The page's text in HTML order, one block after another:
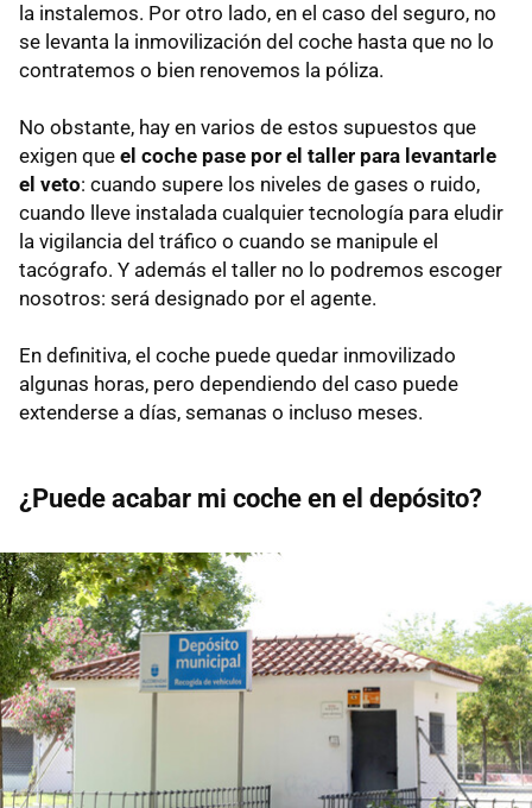
la instalemos. Por otro lado, en el caso del seguro, no
se levanta la inmovilización del coche hasta que no lo
contratemos o bien renovemos la póliza.
No obstante, hay en varios de estos supuestos que
exigen que el coche pase por el taller para levantarle
el veto: cuando supere los niveles de gases o ruido,
cuando lleve instalada cualquier tecnología para eludir
la vigilancia del tráfico o cuando se manipule el
tacógrafo. Y además el taller no lo podremos escoger
nosotros: será designado por el agente.
En definitiva, el coche puede quedar inmovilizado
algunas horas, pero dependiendo del caso puede
extenderse a días, semanas o incluso meses.
¿Puede acabar mi coche en el depósito?